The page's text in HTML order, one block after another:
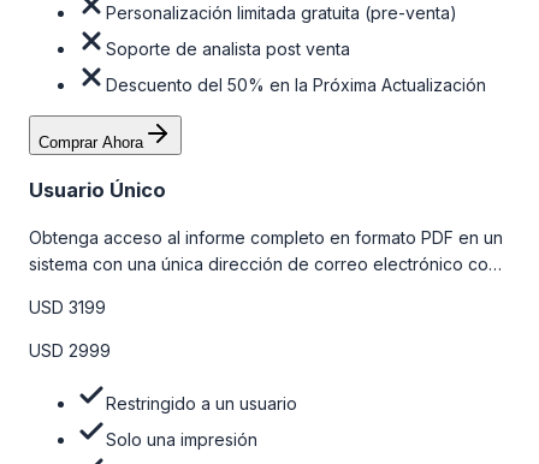
Personalización limitada gratuita (pre-venta)
Soporte de analista post venta
Descuento del 50% en la Próxima Actualización
Comprar Ahora
Usuario Único
Obtenga acceso al informe completo en formato PDF en un
sistema con una única dirección de correo electrónico con
la tabla de precios a continuación.
USD 3199
USD 2999
Restringido a un usuario
Solo una impresión